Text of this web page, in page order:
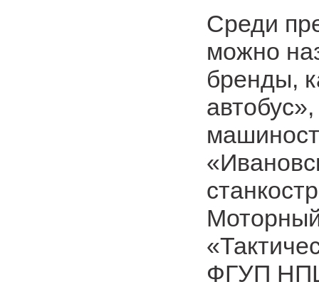
Среди
можно
бренды,
ФГУП НПЦ